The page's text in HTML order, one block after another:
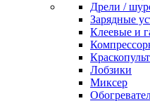
Дрели /
Зарядные
Клеевые и
Лобзики
Миксер